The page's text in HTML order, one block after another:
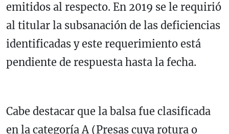
emitidos al respecto. En 2019 se le requirió
al titular la subsanación de las deficiencias
identificadas y este requerimiento está
pendiente de respuesta hasta la fecha.
Cabe destacar que la balsa fue clasificada
en la categoría A (Presas cuya rotura o